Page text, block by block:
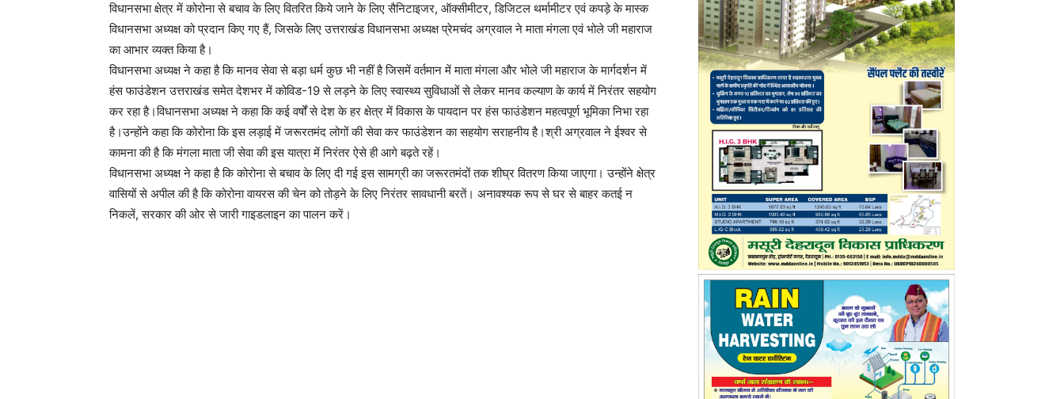
विधानसभा क्षेत्र में कोरोना से बचाव के लिए वितरित किये जाने के लिए सैनिटाइजर, ऑक्सीमीटर, डिजिटल थर्मामीटर एवं कपड़े के मास्क
विधानसभा अध्यक्ष को प्रदान किए गए हैं, जिसके लिए उत्तराखंड विधानसभा अध्यक्ष प्रेमचंद अग्रवाल ने माता मंगला एवं भोले जी महाराज
का आभार व्यक्त किया है।
विधानसभा अध्यक्ष ने कहा है कि मानव सेवा से बड़ा धर्म कुछ भी नहीं है जिसमें वर्तमान में माता मंगला और भोले जी महाराज के मार्गदर्शन में
हंस फाउंडेशन उत्तराखंड समेत देशभर में कोविड-19 से लड़ने के लिए स्वास्थ्य सुविधाओं से लेकर मानव कल्याण के कार्य में निरंतर सहयोग
कर रहा है।विधानसभा अध्यक्ष ने कहा कि कई वर्षों से देश के हर क्षेत्र में विकास के पायदान पर हंस फाउंडेशन महत्वपूर्ण भूमिका निभा रहा
है।उन्होंने कहा कि कोरोना कि इस लड़ाई में जरूरतमंद लोगों की सेवा कर फाउंडेशन का सहयोग सराहनीय है।श्री अग्रवाल ने ईश्वर से
कामना की है कि मंगला माता जी सेवा की इस यात्रा में निरंतर ऐसे ही आगे बढ़ते रहें।
विधानसभा अध्यक्ष ने कहा है कि कोरोना से बचाव के लिए दी गई इस सामग्री का जरूरतमंदों तक शीघ्र वितरण किया जाएगा। उन्होंने क्षेत्र
वासियों से अपील की है कि कोरोना वायरस की चेन को तोड़ने के लिए निरंतर सावधानी बरतें। अनावश्यक रूप से घर से बाहर कतई न
निकलें, सरकार की ओर से जारी गाइडलाइन का पालन करें।